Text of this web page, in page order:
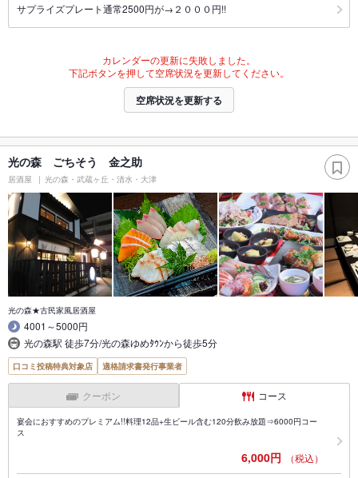
サプライズプレート通常2500円が→２０００円!!
カレンダーの更新に失敗しました。
下記ボタンを押して空席状況を更新してください。
空席状況を更新する
光の森 ごちそう 金之助
居酒屋 光の森・武蔵ヶ丘・清水・大津
光の森★古民家風居酒屋
4001～5000円
光の森駅 徒歩7分/光の森ゆめﾀｳﾝから徒歩5分
口コミ投稿特典対象店 適格請求書発行事業者
クーポン コース
宴会におすすめのプレミアム!!料理12品+生ビール含む120分飲み放題⇒6000円コー
ス
6,000円 （税込）